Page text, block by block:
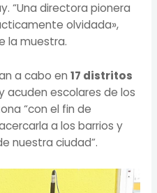
“Una directora pionera
olvidada»,
la muestra.
a cabo en 17 distritos
acuden escolares de los
“con el fin de
a los barrios y
nuestra ciudad”.